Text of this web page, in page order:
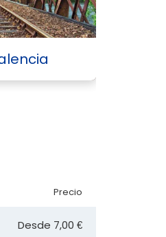
Precio
Desde 7,00 €